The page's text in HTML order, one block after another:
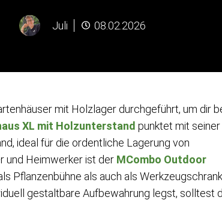
Juli 08.02.2026
mit Holzlager durchgeführt, um dir
XL mit Holzunterstand punktet mit seiner
ideal für die ordentliche Lagerung von
und Heimwerker ist der MCombo Outdoor
Pflanzenbühne als auch als Werkzeugschrank
gestaltbare Aufbewahrung legst, solltest